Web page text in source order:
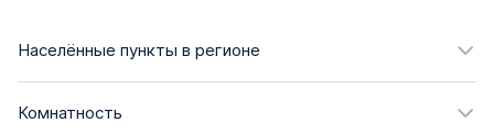
Населённые пункты в регионе
Комнатность